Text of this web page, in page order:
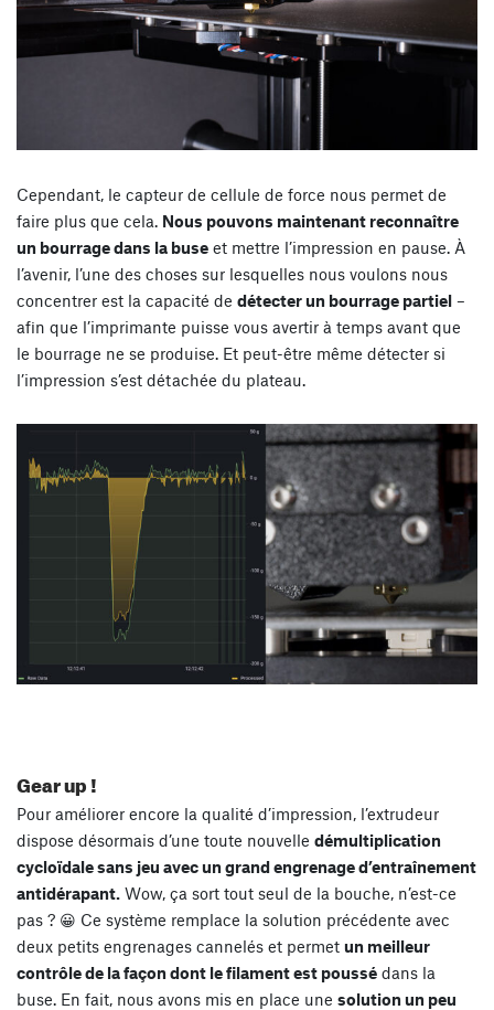
Cependant, le capteur de cellule de force nous permet de
faire plus que cela. Nous pouvons maintenant reconnaître
un bourrage dans la buse et mettre l’impression en pause. À
l’avenir, l’une des choses sur lesquelles nous voulons nous
concentrer est la capacité de détecter un bourrage partiel –
afin que l’imprimante puisse vous avertir à temps avant que
le bourrage ne se produise. Et peut-être même détecter si
l’impression s’est détachée du plateau.
Gear up !
Pour améliorer encore la qualité d’impression, l’extrudeur
dispose désormais d’une toute nouvelle démultiplication
cycloïdale sans jeu avec un grand engrenage d’entraînement
antidérapant. Wow, ça sort tout seul de la bouche, n’est-ce
pas ? 😀 Ce système remplace la solution précédente avec
deux petits engrenages cannelés et permet un meilleur
contrôle de la façon dont le filament est poussé dans la
buse. En fait, nous avons mis en place une solution un peu